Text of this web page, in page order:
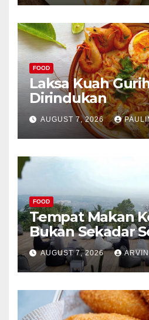
FOOD
Laksa Kuah
Dirindukan
AUGUST 7, 2026
FOOD
Tempat Makan
Bukan Sekadar
AUGUST 7, 2026